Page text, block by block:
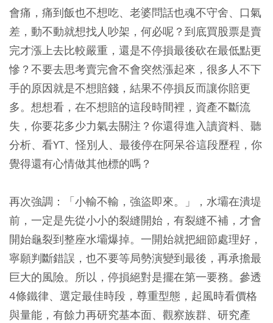
會痛，痛到飯也不想吃、老婆問話也魂不守舍、口氣
差，動不動就想找人吵架，何必呢？ 到底買股票是賣
完才漲上去比較嚴重，還是不停損最後砍在最低點更
慘？不要去思考賣完會不會突然漲起來，很多人不下
手的原因就是不想賠錢，結果不停損反而讓你賠更
多。 想想看，在不想賠的這段時間裡，資產不斷流
失，你要花多少力氣去關注？你還得進入讀資料、聽
分析、看YT、怪別人、最後停在阿呆谷這段歷程，你
覺得還有心情做其他標的嗎？
再次強調：「小輸不輸，強盜即來。」，水壩在潰堤
前，一定是先從小小的裂縫開始，有裂縫不補，才會
開始龜裂到整座水壩爆掉。一開始就把細節處理好，
寧願判斷錯誤，也不要等局勢演變到最後，再承擔最
巨大的風險。所以，停損絕對是擺在第一要務。參透
4條鐵律、選定最佳時段，尊重型態，起風時看價格
與量能，有餘力再研究基本面、觀察族群、研究產